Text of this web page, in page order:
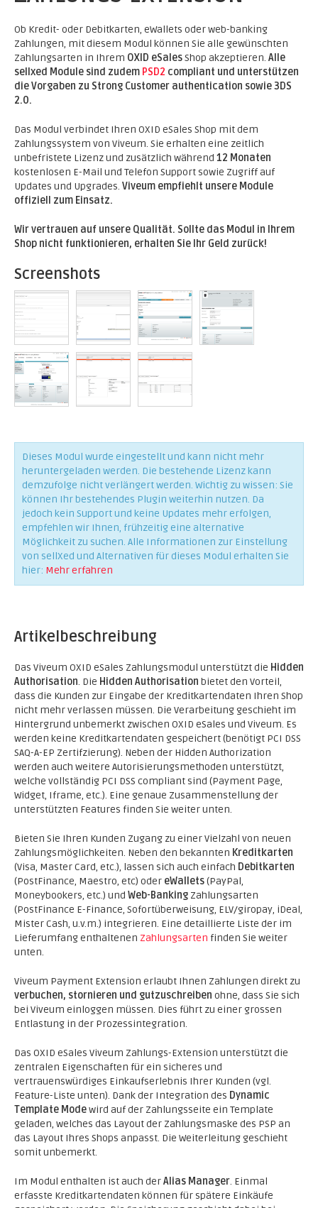
Ob Kredit- oder Debitkarten, eWallets oder web-banking
Zahlungen, mit diesem Modul können Sie alle gewünschten
Zahlungsarten in Ihrem OXID eSalesShop akzeptieren. Alle
sellxed Module sind zudem PSD2 compliant und unterstützen
die Vorgaben zu Strong Customer authentication sowie 3DS
2.0.
Das Modul verbindet Ihren OXID eSales Shop mit dem
Zahlungssystem von Viveum. Sie erhalten eine zeitlich
unbefristete Lizenz und zusätzlich während 12 Monaten
kostenlosen E-Mail und Telefon Support sowie Zugriff auf
Updates und Upgrades. Viveum empfiehlt unsere Module
offiziell zum Einsatz.
Wir vertrauen auf unsere Qualität. Sollte das Modul in Ihrem
Shop nicht funktionieren, erhalten Sie Ihr Geld zurück!
Screenshots
Dieses Modul wurde eingestellt und kann nicht mehr
heruntergeladen werden. Die bestehende Lizenz kann
demzufolge nicht verlängert werden. Wichtig zu wissen: Sie
können Ihr bestehendes Plugin weiterhin nutzen. Da
jedoch kein Support und keine Updates mehr erfolgen,
empfehlen wir Ihnen, frühzeitig eine alternative
Möglichkeit zu suchen. Alle Informationen zur Einstellung
von sellXed und Alternativen für dieses Modul erhalten Sie
hier: Mehr erfahren
Artikelbeschreibung
Das Viveum OXID eSales Zahlungsmodul unterstützt die Hidden
Authorisation. Die Hidden Authorisation bietet den Vorteil,
dass die Kunden zur Eingabe der Kreditkartendaten Ihren Shop
nicht mehr verlassen müssen. Die Verarbeitung geschieht im
Hintergrund unbemerkt zwischen OXID eSales und Viveum. Es
werden keine Kreditkartendaten gespeichert (benötigt PCI DSS
SAQ-A-EP Zertifzierung). Neben der Hidden Authorization
werden auch weitere Autorisierungsmethoden unterstützt,
welche vollständig PCI DSS compliant sind (Payment Page,
Widget, Iframe, etc.). Eine genaue Zusammenstellung der
unterstützten Features finden Sie weiter unten.
Bieten Sie Ihren Kunden Zugang zu einer Vielzahl von neuen
Zahlungsmöglichkeiten. Neben den bekannten Kreditkarten
(Visa, Master Card, etc.), lassen sich auch einfach Debitkarten
(PostFinance, Maestro, etc) oder eWallets(PayPal,
Moneybookers, etc.) und Web-Banking Zahlungsarten
(PostFinance E-Finance, Sofortüberweisung, ELV/giropay, iDeal,
Mister Cash, u.v.m.) integrieren. Eine detaillierte Liste der im
Lieferumfang enthaltenen Zahlungsarten finden Sie weiter
unten.
Viveum Payment Extension erlaubt Ihnen Zahlungen direkt zu
verbuchen, stornieren und gutzuschreiben ohne, dass Sie sich
bei Viveum einloggen müssen. Dies führt zu einer grossen
Entlastung in der Prozessintegration.
Das OXID eSales Viveum Zahlungs-Extension unterstützt die
zentralen Eigenschaften für ein sicheres und
vertrauenswürdiges Einkaufserlebnis Ihrer Kunden (vgl.
Feature-Liste unten). Dank der Integration des Dynamic
Template Modewird auf der Zahlungsseite ein Template
geladen, welches das Layout der Zahlungsmaske des PSP an
das Layout Ihres Shops anpasst. Die Weiterleitung geschieht
somit unbemerkt.
Im Modul enthalten ist auch derAlias Manager. Einmal
erfasste Kreditkartendaten können für spätere Einkäufe